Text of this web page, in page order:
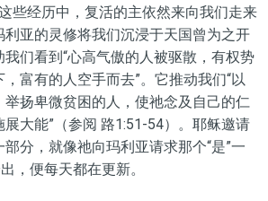
些经历中，复活的主依然来向我们走来
利亚的灵修将我们沉浸于天国曾为之开
们看到“心高气傲的人被驱散，有权势
，富有的人空手而去”。它推动我们“以
扬卑微贫困的人， 使祂念及自己的仁
展大能”（参阅 路1:51-54）。耶稣邀请
分，就像祂向玛利亚请求那个“是”一
，便每天都在更新。